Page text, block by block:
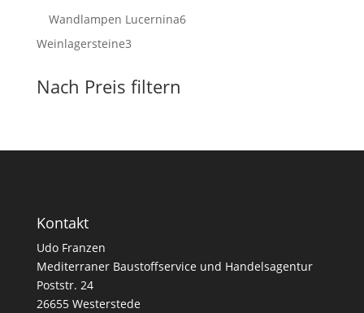
Produkte
Wandlampen Lucernina66
Weinlagersteine33
Nach Preis filtern
Kontakt
Udo Franzen
Mediterraner Baustoffservice und Handelsagentur
Poststr. 24
26655 Westerstede